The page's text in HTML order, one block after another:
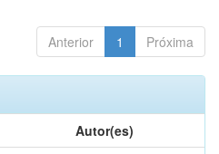
Anterior 1 Próxima
Autor(es)